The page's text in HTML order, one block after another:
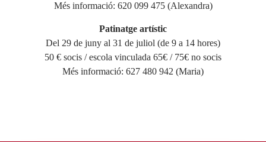
Més informació: 620 099 475 (Alexandra)
Patinatge artístic
Del 29 de juny al 31 de juliol (de 9 a 14 hores)
50 € socis / escola vinculada 65€ / 75€ no socis
Més informació: 627 480 942 (Maria)